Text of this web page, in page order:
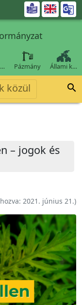

Pázmány Állami k…
közül 
– jogok és
2021. június 21.)